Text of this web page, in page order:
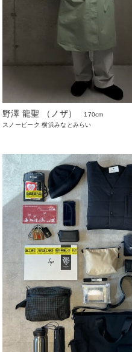
野澤 龍聖 （ノザ）
170cm
スノーピーク 横浜みなとみらい